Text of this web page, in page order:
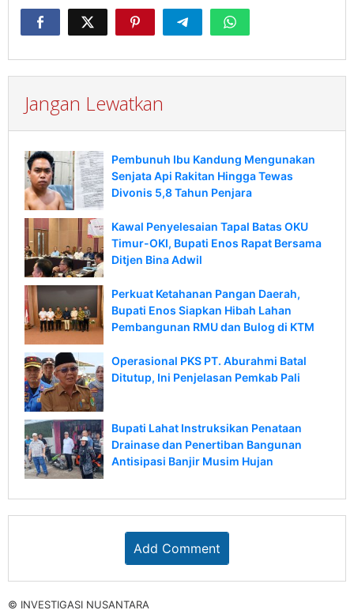
Jangan Lewatkan
Pembunuh Ibu Kandung Mengunakan
Senjata Api Rakitan Hingga Tewas
Divonis 5,8 Tahun Penjara
Kawal Penyelesaian Tapal Batas OKU
Timur-OKI, Bupati Enos Rapat Bersama
Ditjen Bina Adwil
Perkuat Ketahanan Pangan Daerah,
Bupati Enos Siapkan Hibah Lahan
Pembangunan RMU dan Bulog di KTM
Operasional PKS PT. Aburahmi Batal
Ditutup, Ini Penjelasan Pemkab Pali
Bupati Lahat Instruksikan Penataan
Drainase dan Penertiban Bangunan
Antisipasi Banjir Musim Hujan
Add Comment
© INVESTIGASI NUSANTARA